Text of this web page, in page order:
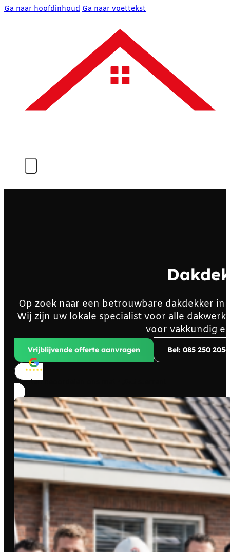
Ga naar hoofdinhoud Ga naar voettekst
Op zoek naar een betrouwbare dakdekker
Wij zijn uw lokale specialist voor alle
voor vakkundig
Vrijblijvende offerte aanvragen Bel: 085 250 2056
Klanten beoordelen ons met